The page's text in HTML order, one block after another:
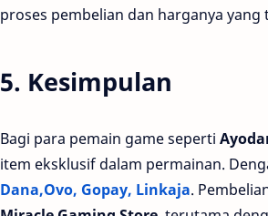
proses pembelian dan harganya yang
5. Kesimpulan
Bagi para pemain game seperti
item eksklusif dalam permainan.
Dana,Ovo, Gopay, Linkaja.